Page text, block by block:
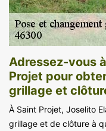
Adressez-vous
Projet pour
grillage et
À Saint Projet, Joselito
grillage et de clôture à